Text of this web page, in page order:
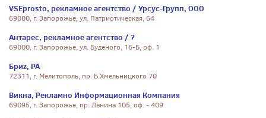
VSEprosto, рекламное агентство / Урсус-Групп, ООО
69000, г. Запорожье, ул. Патриотическая, 64
Антарес, рекламное агентство / ?
69000, г. Запорожье, ул. Буденого, 16-Б, оф. 1
Бриz, РА
72311, г. Мелитополь, пр. Б.Хмельницкого 70
Викна, Рекламно Информационная Компания
69095, г. Запорожье, пр. Ленина 105, оф. - 409